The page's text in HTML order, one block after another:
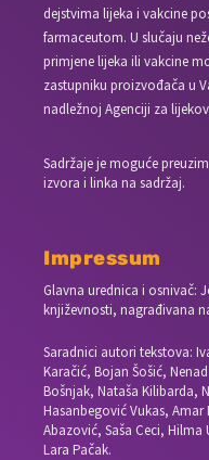
dejstvima lijeka i vakcine
farmaceutom. U slučaju
primjene lijeka ili vakcine
zastupniku proizvođača u
nadležnoj Agenciji za
Sadržaje je moguće
izvora i linka na sadržaj.
Impressum
Glavna urednica i osnivač:
književnosti, nagrađivana
Saradnici autori tekstova:
Karačić, Bojan Šošić,
Bošnjak, Nataša Kilibarda,
Hasanbegović Vukas,
Abazović, Saša Ceci, Hilma
Lara Pačak.